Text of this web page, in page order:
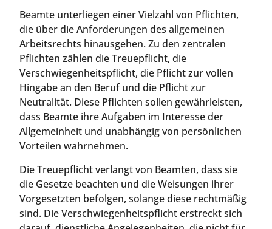
Beamte unterliegen einer Vielzahl von Pflichten,
die über die Anforderungen des allgemeinen
Arbeitsrechts hinausgehen. Zu den zentralen
Pflichten zählen die Treuepflicht, die
Verschwiegenheitspflicht, die Pflicht zur vollen
Hingabe an den Beruf und die Pflicht zur
Neutralität. Diese Pflichten sollen gewährleisten,
dass Beamte ihre Aufgaben im Interesse der
Allgemeinheit und unabhängig von persönlichen
Vorteilen wahrnehmen.
Die Treuepflicht verlangt von Beamten, dass sie
die Gesetze beachten und die Weisungen ihrer
Vorgesetzten befolgen, solange diese rechtmäßig
sind. Die Verschwiegenheitspflicht erstreckt sich